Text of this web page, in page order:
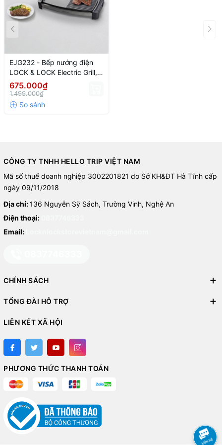
Màu sắc: Đen
Ưu điểm nổi bật
Công suất lớn, nướng nhanh và chín đều
Không cần than, hạn chế khói và mùi
Thương hiệu Lock&Lock uy tín
EJG232 - Bếp nướng điện
LOCK & LOCK Electric Grill,
220-240V, 50/60Hz,
1800W-2200W - Màu đen
675.000₫
1.499.000₫
CÔNG TY TNHH HELLO TRIP VIỆT NAM
Mã số thuế doanh nghiệp 3002201821 do Sở KH&ĐT Hà Tĩnh cấp
ngày 09/11/2018
Địa chỉ:136 Nguyễn Sỹ Sách, Trường Vinh, Nghệ An
Điện thoại:
Email:
CHÍNH SÁCH
TỔNG ĐÀI HỖ TRỢ
LIÊN KẾT XÃ HỘI
PHƯƠNG THỨC THANH TOÁN